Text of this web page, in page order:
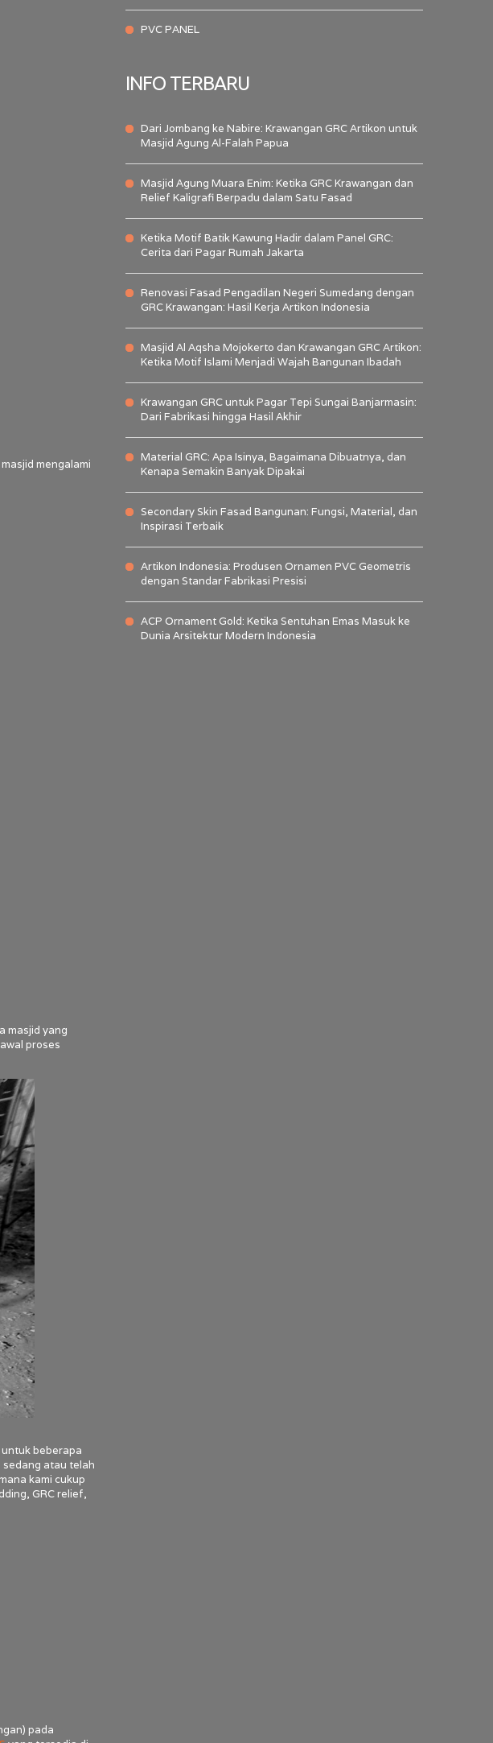
mengalami
masjid yang
proses
beberapa
atau telah
kami cukup
GRC relief,
pada
PVC PANEL
INFO TERBARU
Dari Jombang ke Nabire: Krawangan GRC Artikon untuk
Masjid Agung Al-Falah Papua
Masjid Agung Muara Enim: Ketika GRC Krawangan dan
Relief Kaligrafi Berpadu dalam Satu Fasad
Ketika Motif Batik Kawung Hadir dalam Panel GRC:
Cerita dari Pagar Rumah Jakarta
Renovasi Fasad Pengadilan Negeri Sumedang dengan
GRC Krawangan: Hasil Kerja Artikon Indonesia
Masjid Al Aqsha Mojokerto dan Krawangan GRC Artikon:
Ketika Motif Islami Menjadi Wajah Bangunan Ibadah
Krawangan GRC untuk Pagar Tepi Sungai Banjarmasin:
Dari Fabrikasi hingga Hasil Akhir
Material GRC: Apa Isinya, Bagaimana Dibuatnya, dan
Kenapa Semakin Banyak Dipakai
Secondary Skin Fasad Bangunan: Fungsi, Material, dan
Inspirasi Terbaik
Artikon Indonesia: Produsen Ornamen PVC Geometris
dengan Standar Fabrikasi Presisi
ACP Ornament Gold: Ketika Sentuhan Emas Masuk ke
Dunia Arsitektur Modern Indonesia